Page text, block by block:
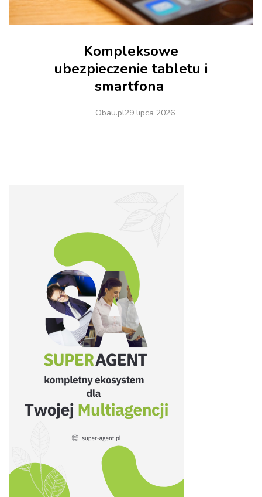
Kompleksowe
ubezpieczenie tabletu i
smartfona
Obau.pl29 lipca 2026